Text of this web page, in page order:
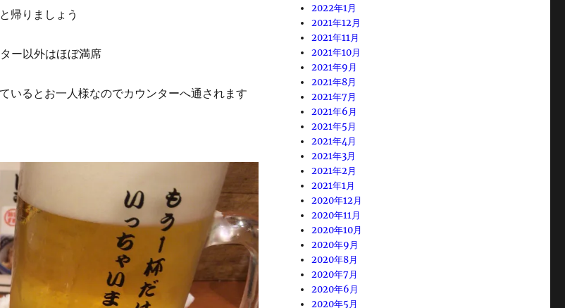
帰りましょう
ー以外はほぼ満席
いるとお一人様なのでカウンターへ通されます
2022年1月
2021年12月
2021年11月
2021年10月
2021年9月
2021年8月
2021年7月
2021年6月
2021年5月
2021年4月
2021年3月
2021年2月
2021年1月
2020年12月
2020年11月
2020年10月
2020年9月
2020年8月
2020年7月
2020年6月
2020年5月